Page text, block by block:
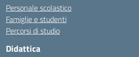
Personale scolastico
Famiglie e studenti
Percorsi di studio
Didattica